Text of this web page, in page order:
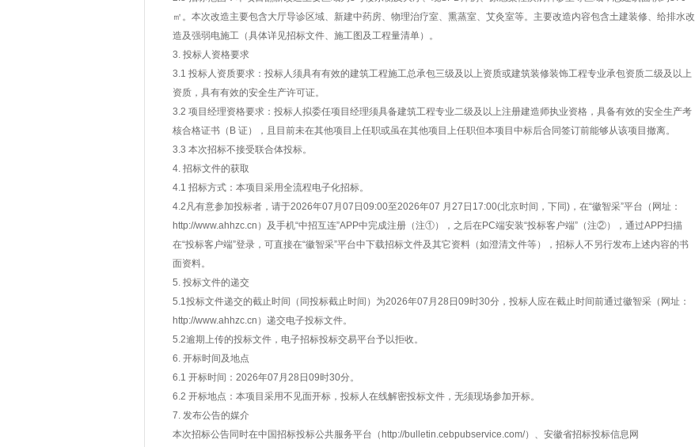
㎡。本次改造主要包含大厅导诊区域、新建中药房、物理治疗室、熏蒸室、艾灸室等。主要改造内容包含土建装修、给排水改
造及强弱电施工（具体详见招标文件、施工图及工程量清单）。
3. 投标人资格要求
3.1 投标人资质要求：投标人须具有有效的建筑工程施工总承包三级及以上资质或建筑装修装饰工程专业承包资质二级及以上
资质，具有有效的安全生产许可证。
3.2 项目经理资格要求：投标人拟委任项目经理须具备建筑工程专业二级及以上注册建造师执业资格，具备有效的安全生产考
核合格证书（B 证），且目前未在其他项目上任职或虽在其他项目上任职但本项目中标后合同签订前能够从该项目撤离。
3.3 本次招标不接受联合体投标。
4. 招标文件的获取
4.1 招标方式：本项目采用全流程电子化招标。
4.2凡有意参加投标者，请于2026年07月07日09:00至2026年07 月27日17:00(北京时间，下同)，在“徽智采”平台（网址：
http://www.ahhzc.cn）及手机“中招互连”APP中完成注册（注①），之后在PC端安装“投标客户端”（注②），通过APP扫描
在“投标客户端”登录，可直接在“徽智采”平台中下载招标文件及其它资料（如澄清文件等），招标人不另行发布上述内容的书
面资料。
5. 投标文件的递交
5.1投标文件递交的截止时间（同投标截止时间）为2026年07月28日09时30分，投标人应在截止时间前通过徽智采（网址：
http://www.ahhzc.cn）递交电子投标文件。
5.2逾期上传的投标文件，电子招标投标交易平台予以拒收。
6. 开标时间及地点
6.1 开标时间：2026年07月28日09时30分。
6.2 开标地点：本项目采用不见面开标，投标人在线解密投标文件，无须现场参加开标。
7. 发布公告的媒介
本次招标公告同时在中国招标投标公共服务平台（http://bulletin.cebpubservice.com/）、安徽省招标投标信息网